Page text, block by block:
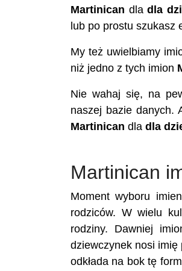
Martinican dladla
lub po prostu szukasz
My też uwielbiamy
niż jedno z tych imion
Nie wahaj się, na
naszej bazie danych.
Martinican dla dla
Martinican
Moment wyboru
rodziców. W wielu
rodziny. Dawniej
dziewczynek nosi
odkłada na bok tę